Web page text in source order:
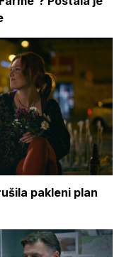
pakleni plan